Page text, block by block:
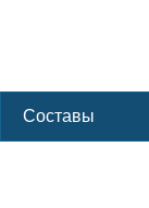
Составы